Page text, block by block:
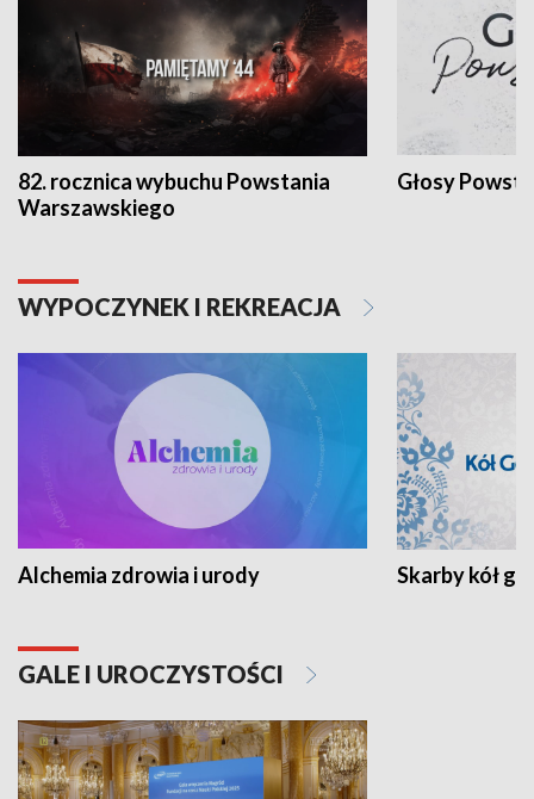
82. rocznica wybuchu Powstania
Warszawskiego
Głosy
WYPOCZYNEK I REKREACJA
Alchemia zdrowia i urody Skarby kół
GALE I UROCZYSTOŚCI